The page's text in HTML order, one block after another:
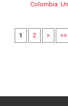
Colombia:
1 2 > >>